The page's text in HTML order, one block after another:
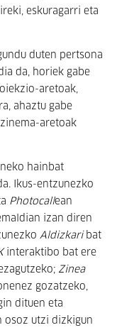
eskuragarri eta
duten pertsona
da, horiek gabe
aretoak,
ahaztu gabe
aretoak
hainbat
Ikus-entzunezko
Photocallean
izan diren
Aldizkaribat
interaktibo bat ere
Zinea
gozatzeko,
dituen eta
osoz utzi dizkigun